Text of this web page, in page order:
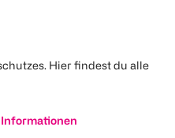
Hier findest du alle